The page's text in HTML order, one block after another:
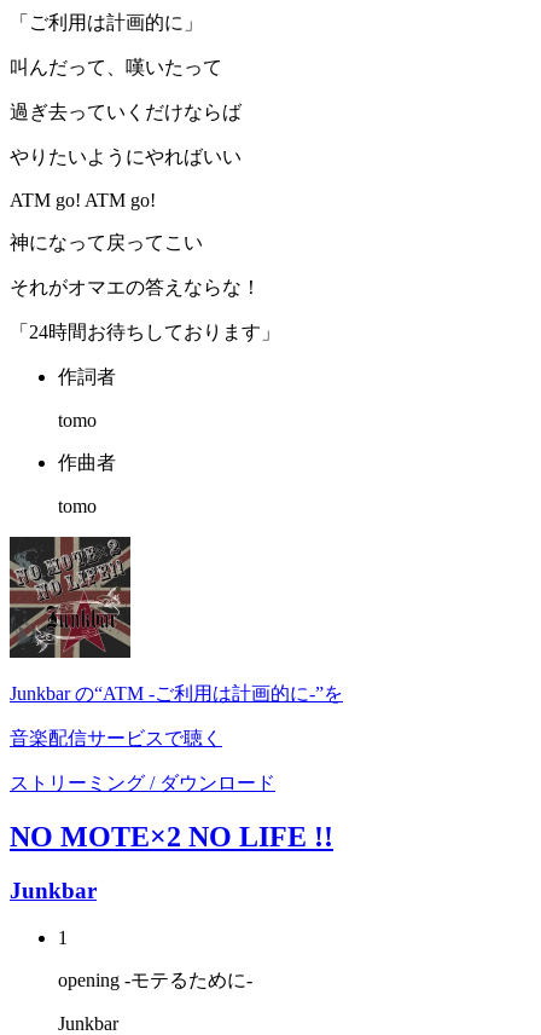
「ご利用は計画的に」
叫んだって、嘆いたって
過ぎ去っていくだけならば
やりたいようにやればいい
ATM go! ATM go!
神になって戻ってこい
それがオマエの答えならな！
「24時間お待ちしております」
作詞者
tomo
作曲者
tomo
Junkbar の“ATM -ご利用は計画的に-”を
音楽配信サービスで聴く
ストリーミング / ダウンロード
NO MOTE×2 NO LIFE !!
Junkbar
1
opening -モテるために-
Junkbar